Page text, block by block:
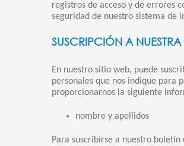
registros de acceso y de errores
seguridad de nuestro sistema de
SUSCRIPCIÓN A NUESTRA
En nuestro sitio web, puede
personales que nos indique
proporcionarnos la siguiente
nombre y apellidos
Para suscribirse a nuestro